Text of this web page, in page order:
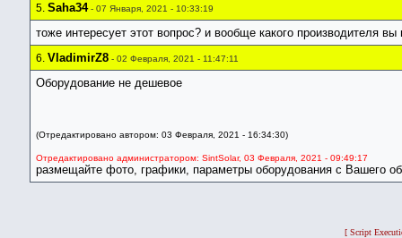
5. Saha34- 07 Января, 2021 - 10:33:19
тоже интересует этот вопрос? и вообще какого производителя вы
6. VladimirZ8- 02 Февраля, 2021 - 11:47:11
Оборудование не дешевое
(Отредактировано автором: 03 Февраля, 2021 - 16:34:30)
Отредактировано администратором: SintSolar, 03 Февраля, 2021 - 09:49:17
размещайте фото, графики, параметры оборудования с Вашего
[ Script